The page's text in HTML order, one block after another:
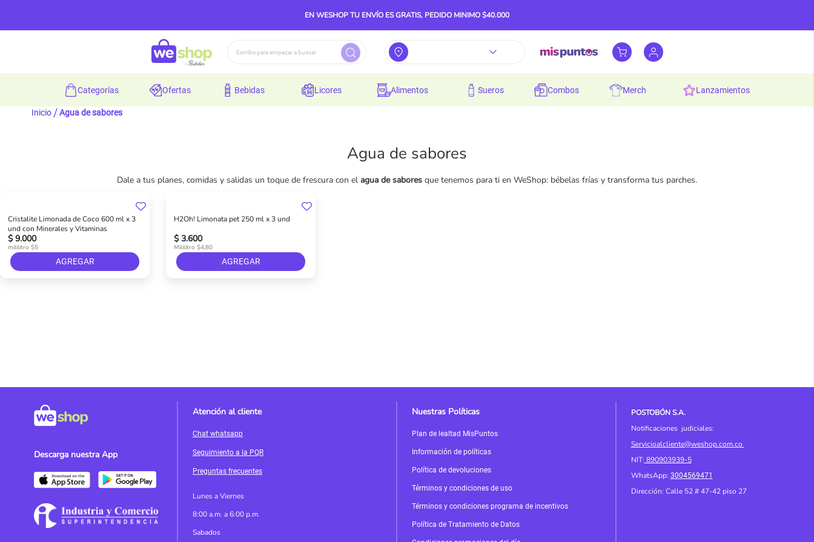
EN WESHOP TU ENVÍO ES GRATIS, PEDIDO MINIMO $40.000
categorías ofertas bebidas licores alimentos sueros combos merch lanzamientos
Inicio Agua de sabores
Agua de sabores
Dale a tus planes, comidas y salidas un toque de frescura con el agua de sabores que tenemos para ti en WeShop: bébelas frías y transforma tus parches.
Cristalite Limonada de Coco 600 ml x 3
und con Minerales y Vitaminas
$ 9.000
mililitro $5
AGREGAR
H2Oh! Limonata pet 250 ml x 3 und
$ 3.600
Mililitro $4,80
AGREGAR
Descarga nuestra App
Atención al cliente
Chat whatsapp
Seguimiento a la PQR
Preguntas frecuentes
Lunes a Viernes
8:00 a.m. a 6:00 p.m.
Sabados
Nuestras Políticas
Plan de lealtad MisPuntos
Información de políticas
Política de devoluciones
Términos y condiciones de uso
Términos y condiciones programa de incentivos
Política de Tratamiento de Datos
POSTOBÓN S.A.
Notificaciones judiciales:
Servicioalcliente@weshop.com.co
NIT: 890903939-5
WhatsApp: 3004569471
Dirección: Calle 52 # 47-42 piso 27